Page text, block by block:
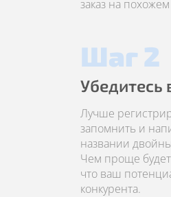
заказ на
Шаг 2
Убедитесь
Лучше
запомнить и
названии
Чем проще
что ваш
конкурента.